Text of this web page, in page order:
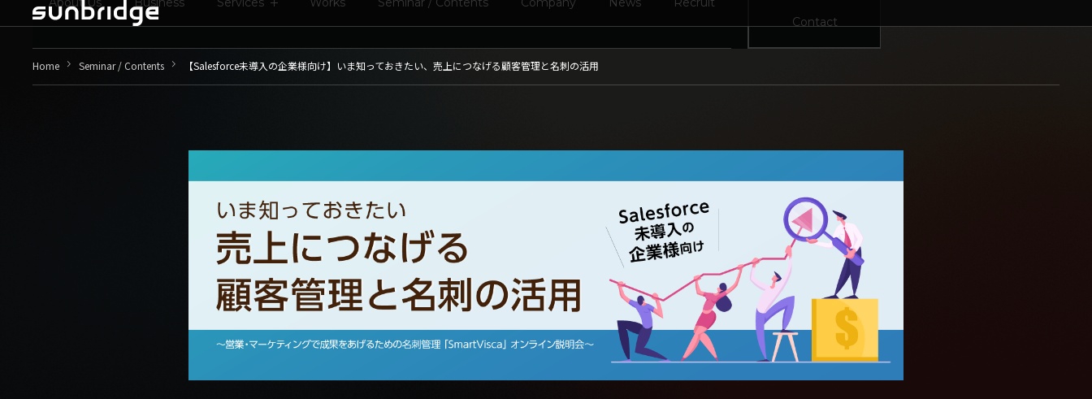
Contact
Home keyboard_arrow_right Seminar / Contents keyboard_arrow_right 【Salesforce未導入の企業様向け】 いま知っておきたい、売上につなげる顧客管理と名刺の活用